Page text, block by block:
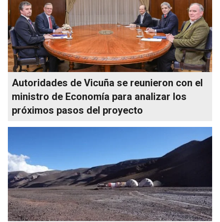
Autoridades de Vicuña se reunieron con el
ministro de Economía para analizar los
próximos pasos del proyecto